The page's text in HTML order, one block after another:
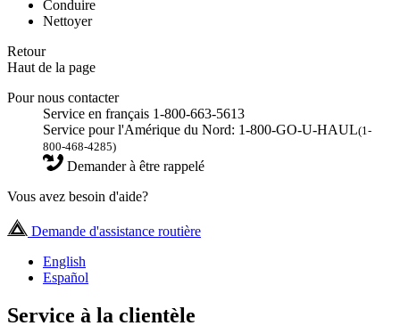
Conduire
Nettoyer
Retour
Haut de la page
Pour nous contacter
Service en français 1-800-663-5613
Service pour l'Amérique du Nord: 1-800-GO-U-HAUL(1-
800-468-4285)
Demander à être rappelé
Vous avez besoin d'aide?
Demande d'assistance routière
English
Español
Service à la clientèle